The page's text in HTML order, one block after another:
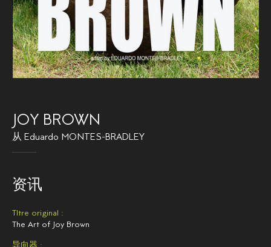
JOY BROWN
从 Eduardo MONTES-BRADLEY
资讯
TItre original :
The Art of Joy Brown
导向器 :